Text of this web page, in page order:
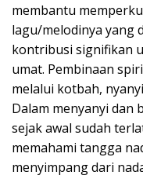
membantu
lagu/melodinya yang
kontribusi signifikan
umat. Pembinaan
melalui kotbah,
Dalam menyanyi dan
sejak awal sudah
memahami tangga
menyimpang dari